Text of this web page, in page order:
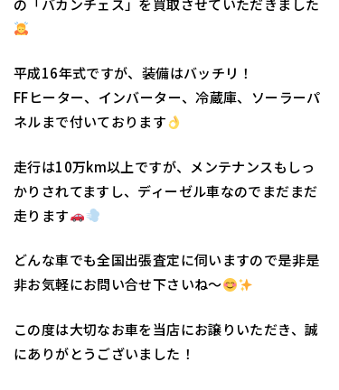
平成16年式ですが、装備はバッチリ！
FFヒーター、インバーター、冷蔵庫、ソーラーパ
ネルまで付いております
走行は10万km以上ですが、メンテナンスもしっ
かりされてますし、ディーゼル車なのでまだまだ
走ります
どんな車でも全国出張査定に伺いますので是非是
非お気軽にお問い合せ下さいね〜
この度は大切なお車を当店にお譲りいただき、誠
にありがとうございました！